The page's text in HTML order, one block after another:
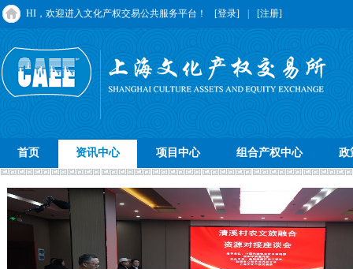
HI，欢迎进入文化产权交易公共服务平台！ [登录] [注册]
首页 资讯中心 项目中心 组合产权中心 政